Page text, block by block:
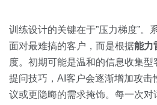
训练设计的关键在于”压力梯度”。
面对最难搞的客户，而是根据能力
度。初期可能是温和的信息收集
提问技巧，AI客户会逐渐增加攻击
议或更隐晦的需求掩饰。每一次对